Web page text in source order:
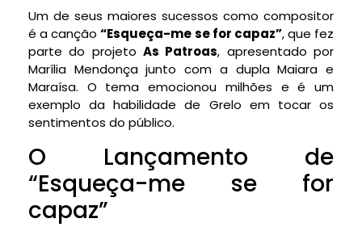
Um de seus maiores sucessos como compositor
é a canção“Esqueça-me se for capaz”, que fez
parte do projeto As Patroas, apresentado por
Marília Mendonça junto com a dupla Maiara e
Maraísa. O tema emocionou milhões e é um
exemplo da habilidade de Grelo em tocar os
sentimentos do público.
O Lançamento de
“Esqueça-me se for
capaz”